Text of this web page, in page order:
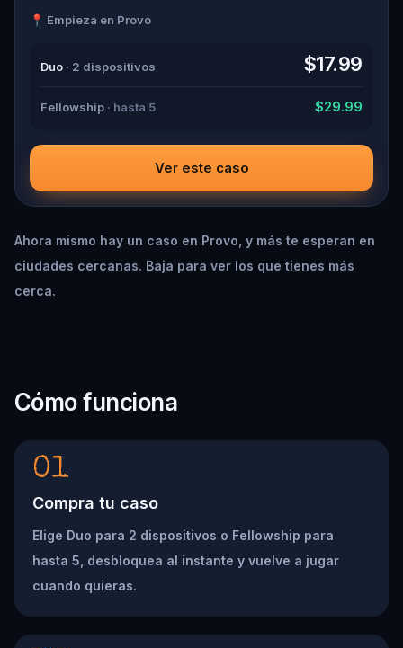
suspects, and expose the real murderer before they strike
📍 Empieza en Provo
Duo · 2 dispositivos $17.99
Fellowship · hasta 5 $29.99
Ver este caso
Ahora mismo hay un caso en Provo, y más te esperan en
ciudades cercanas. Baja para ver los que tienes más
cerca.
Cómo funciona
01
Compra tu caso
Elige Duo para 2 dispositivos o Fellowship para
hasta 5, desbloquea al instante y vuelve a jugar
cuando quieras.